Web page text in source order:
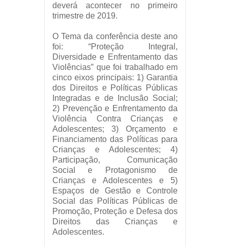
deverá acontecer no primeiro
trimestre de 2019.
O Tema da conferência deste ano
foi: “Proteção Integral,
Diversidade e Enfrentamento das
Violências” que foi trabalhado em
cinco eixos principais: 1) Garantia
dos Direitos e Políticas Públicas
Integradas e de Inclusão Social;
2) Prevenção e Enfrentamento da
Violência Contra Crianças e
Adolescentes; 3) Orçamento e
Financiamento das Políticas para
Crianças e Adolescentes; 4)
Participação, Comunicação
Social e Protagonismo de
Crianças e Adolescentes e 5)
Espaços de Gestão e Controle
Social das Políticas Públicas de
Promoção, Proteção e Defesa dos
Direitos das Crianças e
Adolescentes.